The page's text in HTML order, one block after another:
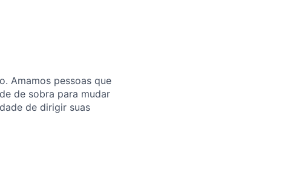
Amamos pessoas que
de sobra para mudar
de dirigir suas